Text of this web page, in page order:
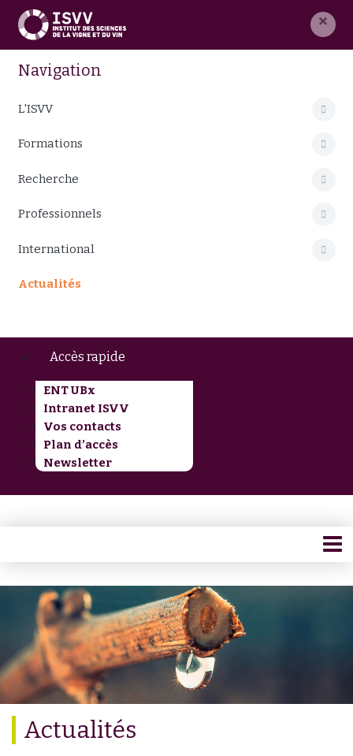
×
Navigation
L'ISVV
Formations
Recherche
Professionnels
International
Actualités
Accès rapide
ENT UBx
Intranet ISVV
Vos contacts
Plan d’accès
Newsletter
Actualités